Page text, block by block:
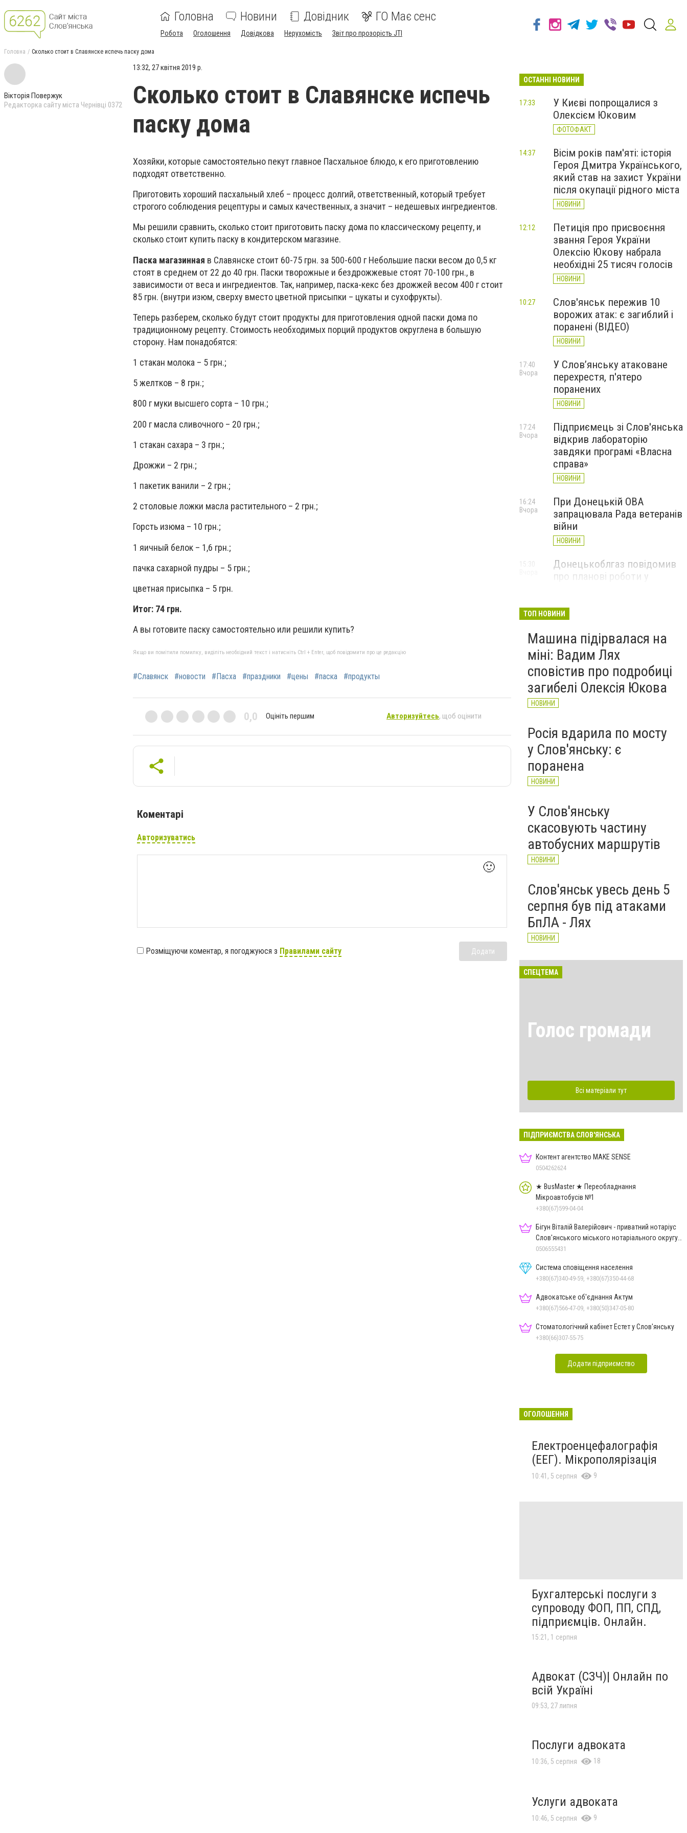
Головна Новини Довідник ГО Має сенс
Робота Оголошення Довідкова Нерухомість Звіт про прозорість JTI
Головна Сколько стоит в Славянске испечь паску дома
Вікторія Повержук
Редакторка сайту міста Чернівці 0372
13:32, 27 квітня 2019 р.
Сколько стоит в Славянске испечь
паску дома
Хозяйки, которые самостоятельно пекут главное Пасхальное блюдо, к его приготовлению
подходят ответственно.
Приготовить хороший пасхальный хлеб – процесс долгий, ответственный, который требует
строгого соблюдения рецептуры и самых качественных, а значит – недешевых ингредиентов.
Мы решили сравнить, сколько стоит приготовить паску дома по классическому рецепту, и
сколько стоит купить паску в кондитерском магазине.
Паска магазинная в Славянске стоит 60-75 грн. за 500-600 г Небольшие паски весом до 0,5 кг
стоят в среднем от 22 до 40 грн. Паски творожные и бездрожжевые стоят 70-100 грн., в
зависимости от веса и ингредиентов. Так, например, паска-кекс без дрожжей весом 400 г стоит
85 грн. (внутри изюм, сверху вместо цветной присыпки – цукаты и сухофрукты).
Теперь разберем, сколько будут стоит продукты для приготовления одной паски дома по
традиционному рецепту. Стоимость необходимых порций продуктов округлена в большую
сторону. Нам понадобятся:
1 стакан молока – 5 грн.;
5 желтков – 8 грн.;
800 г муки высшего сорта – 10 грн.;
200 г масла сливочного – 20 грн.;
1 стакан сахара – 3 грн.;
Дрожжи – 2 грн.;
1 пакетик ванили – 2 грн.;
2 столовые ложки масла растительного – 2 грн.;
Горсть изюма – 10 грн.;
1 яичный белок – 1,6 грн.;
пачка сахарной пудры – 5 грн.;
цветная присыпка – 5 грн.
Итог: 74 грн.
А вы готовите паску самостоятельно или решили купить?
Якщо ви помітили помилку, виділіть необхідний текст і натисніть Ctrl + Enter, щоб повідомити про це редакцію
#Славянск #новости #Пасха #праздники #цены #паска #продукты
0,0 Оцініть першим Авторизуйтесь, щоб оцінити
Коментарі
Авторизуватись
🙂
Розміщуючи коментар, я погоджуюся з Правилами сайту Додати
ОСТАННІ НОВИНИ
У Києві попрощалися з
Олексієм Юковим
ФОТОФАКТ
17:33
Вісім років пам'яті: історія
Героя Дмитра Українського,
який став на захист України
після окупації рідного міста
НОВИНИ
14:37
Петиція про присвоєння
звання Героя України
Олексію Юкову набрала
необхідні 25 тисяч голосів
НОВИНИ
12:12
Слов'янськ пережив 10
ворожих атак: є загиблий і
поранені (ВІДЕО)
НОВИНИ
10:27
У Слов’янську атаковане
перехрестя, п'ятеро
поранених
НОВИНИ
17:40
Вчора
Підприємець зі Слов'янська
відкрив лабораторію
завдяки програмі «Власна
справа»
НОВИНИ
17:24
Вчора
При Донецькій ОВА
запрацювала Рада ветеранів
війни
НОВИНИ
16:24
Вчора
Донецькоблгаз повідомив
про планові роботи у
НОВИНИ
15:30
ТОП НОВИНИ
Машина підірвалася на
міні: Вадим Лях
сповістив про подробиці
загибелі Олексія Юкова
НОВИНИ
Росія вдарила по мосту
у Слов'янську: є
поранена
НОВИНИ
У Слов'янську
скасовують частину
автобусних маршрутів
НОВИНИ
Слов'янськ увесь день 5
серпня був під атаками
БпЛА - Лях
НОВИНИ
СПЕЦТЕМА
Голос громади
Всі матеріали тут
ПІДПРИЄМСТВА СЛОВ'ЯНСЬКА
Контент агентство MAKE SENSE
0504262624
★ BusMaster ★ Переобладнання
Мікроавтобусів №1
+380(67)599-04-04
Бігун Віталій Валерійович - приватний нотаріус
Слов'янського міського нотаріального округу
Дон.обл.
0506555431
Система сповіщення населення
+380(67)340-49-59, +380(67)350-44-68
Адвокатське об'єднання Актум
+380(67)566-47-09, +380(50)347-05-80
Стоматологічний кабінет Естет у Слов'янську
+380(66)307-55-75
Додати підприємство
ОГОЛОШЕННЯ
Електроенцефалографія
(ЕЕГ). Мікрополярізація
10:41, 5 серпня 9
Бухгалтерські послуги з
супроводу ФОП, ПП, СПД,
підприємців. Онлайн.
15:21, 1 серпня
Адвокат (СЗЧ)| Онлайн по
всій Україні
09:53, 27 липня
Послуги адвоката
10:36, 5 серпня 18
Услуги адвоката
10:46, 5 серпня 9